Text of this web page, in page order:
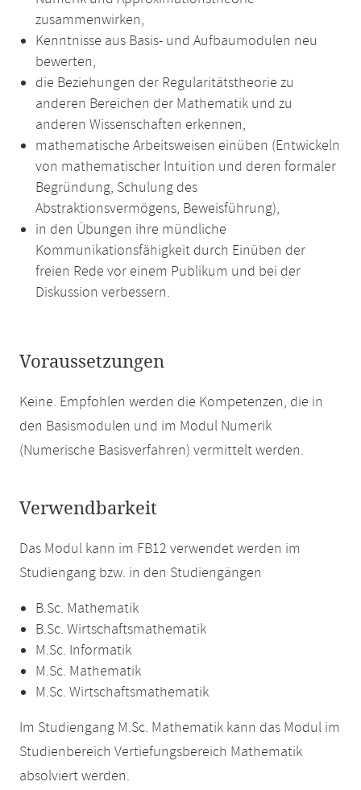
zusammenwirken,
Kenntnisse aus Basis- und Aufbaumodulen neu
bewerten,
die Beziehungen der Regularitätstheorie zu
anderen Bereichen der Mathematik und zu
anderen Wissenschaften erkennen,
mathematische Arbeitsweisen einüben (Entwickeln
von mathematischer Intuition und deren formaler
Begründung, Schulung des
Abstraktionsvermögens, Beweisführung),
in den Übungen ihre mündliche
Kommunikationsfähigkeit durch Einüben der
freien Rede vor einem Publikum und bei der
Diskussion verbessern.
Voraussetzungen
Keine. Empfohlen werden die Kompetenzen, die in
den Basismodulen und im Modul Numerik
(Numerische Basisverfahren) vermittelt werden.
Verwendbarkeit
Das Modul kann im FB12 verwendet werden im
Studiengang bzw. in den Studiengängen
B.Sc. Mathematik
B.Sc. Wirtschaftsmathematik
M.Sc. Informatik
M.Sc. Mathematik
M.Sc. Wirtschaftsmathematik
Im Studiengang M.Sc. Mathematik kann das Modul im
Studienbereich Vertiefungsbereich Mathematik
absolviert werden.